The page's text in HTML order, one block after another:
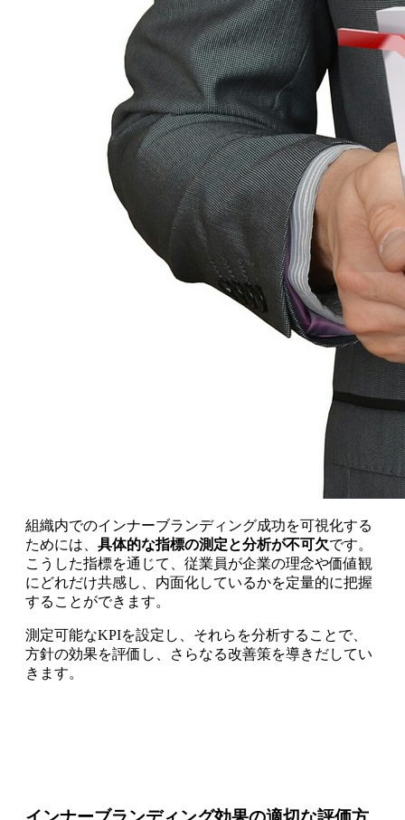
組織内でのインナーブランディング成功を可視化する
ためには、 具体的な指標の測定と分析が不可欠です。
こうした指標を通じて、従業員が企業の理念や価値観
にどれだけ共感し、内面化しているかを定量的に把握
することができます。
測定可能なKPIを設定し、それらを分析することで、
方針の効果を評価し、さらなる改善策を導きだしてい
きます。